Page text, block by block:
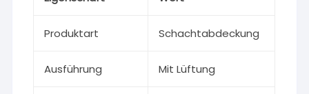
Produktart Schachtabdeckung
Ausführung Mit Lüftung